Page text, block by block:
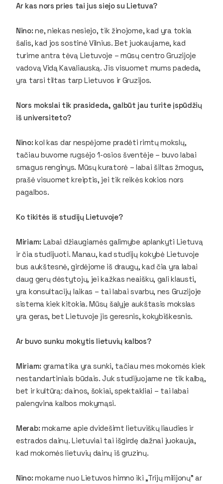
Ar kas nors pries tai jus siejo su Lietuva?
Nino:ne, niekas nesiejo, tik žinojome, kad yra tokia
šalis, kad jos sostinė Vilnius. Bet juokaujame, kad
turime antra tėvą Lietuvoje – mūsų centro Gruzijoje
vadovą Vidą Kavaliauską. Jis visuomet mums padeda,
yra tarsi tiltas tarp Lietuvos ir Gruzijos.
Nors mokslai tik prasideda, galbūt jau turite įspūdžių
iš universiteto?
Nino:kol kas dar nespėjome pradėti rimtų mokslų,
tačiau buvome rugsėjo 1-osios šventėje – buvo labai
smagus renginys. Mūsų kuratorė – labai šiltas žmogus,
prašė visuomet kreiptis, jei tik reikės kokios nors
pagalbos.
Ko tikitės iš studijų Lietuvoje?
Miriam:Labai džiaugiamės galimybe aplankyti Lietuvą
ir čia studijuoti. Manau, kad studijų kokybė Lietuvoje
bus aukštesnė, girdėjome iš draugų, kad čia yra labai
daug gerų dėstytojų, jei kažkas neaišku, gali klausti,
yra konsultacijų laikas – tai labai svarbu, nes Gruzijoje
sistema kiek kitokia. Mūsų šalyje aukštasis mokslas
yra geras, bet Lietuvoje jis geresnis, kokybiškesnis.
Ar buvo sunku mokytis lietuvių kalbos?
Miriam:gramatika yra sunki, tačiau mes mokomės kiek
nestandartiniais būdais. Juk studijuojame ne tik kalbą,
bet ir kultūrą: dainos, šokiai, spektakliai – tai labai
palengvina kalbos mokymąsi.
Merab:mokame apie dvidešimt lietuviškų liaudies ir
estrados dainų. Lietuviai tai išgirdę dažnai juokauja,
kad mokomės lietuvių dainų iš gruzinų.
Nino:mokame nuo Lietuvos himno iki „Trijų milijonų” ar